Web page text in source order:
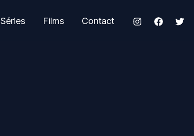
Séries Films Contact